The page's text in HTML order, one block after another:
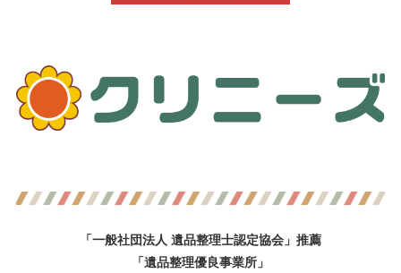
「一般社団法人 遺品整理士認定協会」推薦
「遺品整理優良事業所」